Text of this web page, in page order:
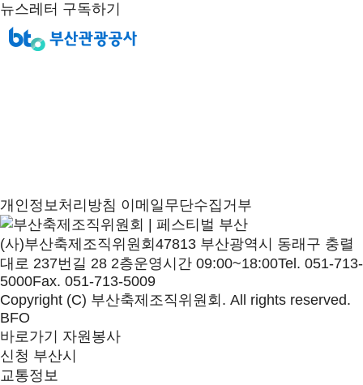
뉴스레터 구독하기
개인정보처리방침 이메일무단수집거부
(사)부산축제조직위원회 47813 부산광역시 동래구 충렬
대로 237번길 28 2층운영시간 09:00~18:00Tel. 051-713-
5000Fax. 051-713-5009
Copyright (C) 부산축제조직위원회. All rights reserved.
BFO
바로가기
자원봉사
신청 부산시
교통정보